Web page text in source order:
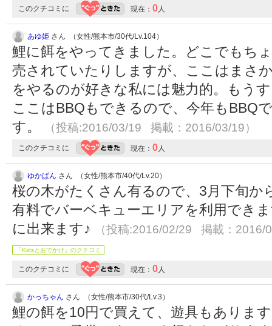
このクチコミに 現在： 0 人
あゆ姫 さん （女性/熊本市/30代/Lv.104）
鯉に餌をやってきました。どこでもち
売されていたりしますが、ここはまさ
をやるのが好きな私には魅力的。もう
ここはBBQもできるので、今年もBBQ
す。
（投稿:2016/03/19 掲載：2016/03/19）
このクチコミに 現在： 0 人
ゆかぱん さん （女性/熊本市/40代/Lv.20）
桜の木がたくさん有るので、3月下旬か
有料でバーベキューエリアを利用でき
に出来ます♪
（投稿:2016/02/29 掲載：2016/
「Kidsとおでかけ」のクチコミ
このクチコミに 現在： 0 人
かっちゃん さん （女性/熊本市/30代/Lv.3）
鯉の餌を10円で買えて、遊具もありま